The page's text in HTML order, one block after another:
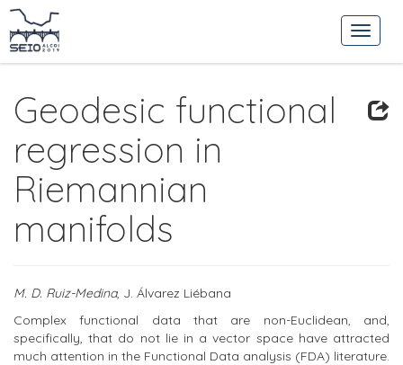
Geodesic functional
regression in
Riemannian
manifolds
M. D. Ruiz-Medina, J. Álvarez Liébana
Complex functional data that are non-Euclidean, and,
specifically, that do not lie in a vector space have attracted
much attention in the Functional Data analysis (FDA) literature.